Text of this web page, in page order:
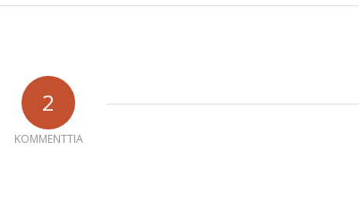
2
KOMMENTTIA